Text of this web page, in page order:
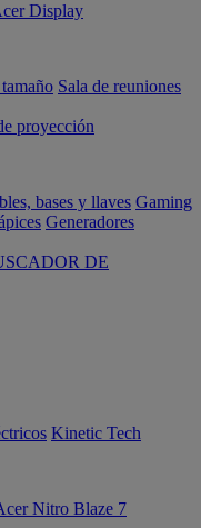
Display
Sala de reuniones
proyección
bases y llaves Gaming
Generadores
DE
Kinetic Tech
Nitro Blaze 7